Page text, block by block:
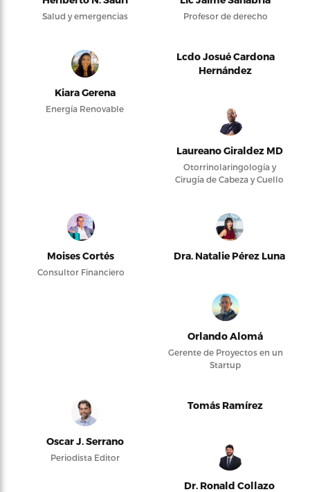
Salud y emergencias Profesor de derecho
Kiara Gerena
Energía Renovable
Lcdo Josué Cardona
Hernández
Laureano Giraldez MD
Otorrinolaringología y
Cirugía de Cabeza y Cuello
Moises Cortés
Consultor Financiero
Dra. Natalie Pérez Luna
Orlando Alomá
Gerente de Proyectos en un
Startup
Oscar J. Serrano
Periodista Editor
Tomás Ramírez
Dr. Ronald Collazo